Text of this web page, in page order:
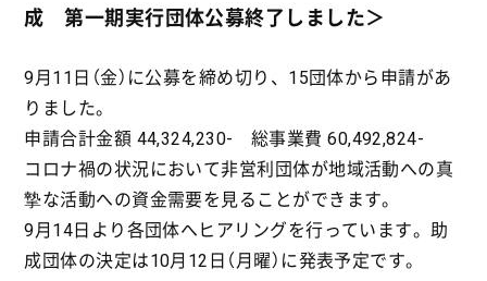
成 第一期実行団体公募終了しました＞
9月11日（金）に公募を締め切り、15団体から申請があ
りました。
申請合計金額 44,324,230- 総事業費 60,492,824-
コロナ禍の状況において非営利団体が地域活動への真
摯な活動への資金需要を見ることができます。
9月14日より各団体へヒアリングを行っています。助
成団体の決定は10月12日（月曜）に発表予定です。